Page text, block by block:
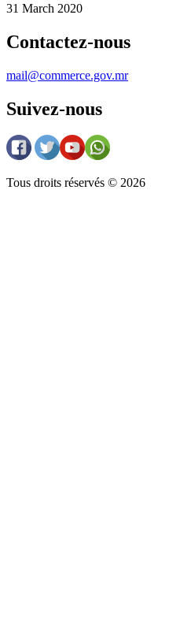
31 March 2020
Contactez-nous
mail@commerce.gov.mr
Suivez-nous
Tous droits réservés © 2026